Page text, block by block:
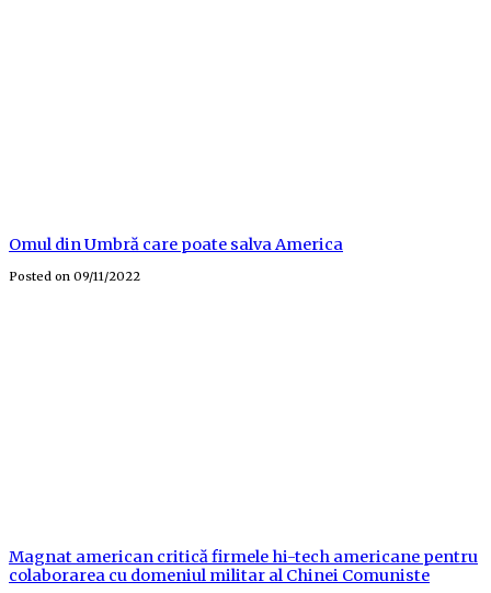
Omul din Umbră care poate salva America
Posted on 09/11/2022
Magnat american critică firmele hi-tech americane pentru
colaborarea cu domeniul militar al Chinei Comuniste